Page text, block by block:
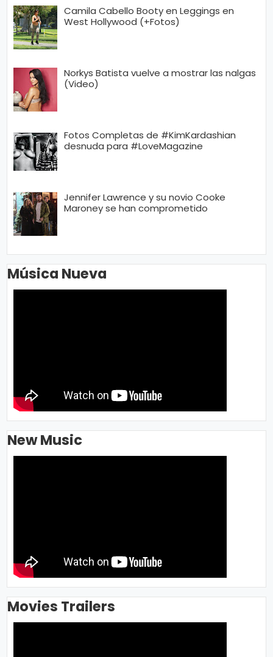
Camila Cabello Booty en Leggings en
West Hollywood (+Fotos)
Norkys Batista vuelve a mostrar las nalgas
(Video)
Fotos Completas de #KimKardashian
desnuda para #LoveMagazine
Jennifer Lawrence y su novio Cooke
Maroney se han comprometido
Música Nueva
New Music
Movies Trailers